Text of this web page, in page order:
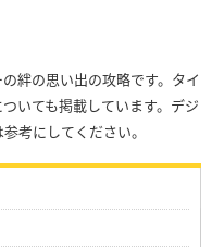
絆の思い出の攻略です。タイ
いても掲載しています。デジ
考にしてください。